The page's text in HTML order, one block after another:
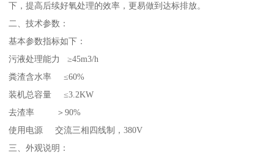
下，提高后续好氧处理的效率，更易做到达标排放。
二、技术参数：
基本参数指标如下：
污液处理能力 ≥45m3/h
粪渣含水率 ≤60%
装机总容量 ≤3.2KW
去渣率 ＞90%
使用电源 交流三相四线制，380V
三、外观说明：